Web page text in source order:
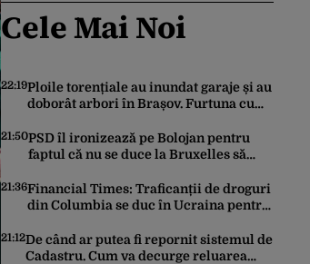
Cele Mai Noi
22:19Ploile torențiale au inundat garaje și au
doborât arbori în Brașov. Furtuna cu
21:50PSD îl ironizează pe Bolojan pentru
faptul că nu se duce la Bruxelles să
termocentralelor: „Pentru că a dat
afară translatorii”
21:36Financial Times: Traficanții de droguri
din Columbia se duc în Ucraina pentru
21:12De când ar putea fi repornit sistemul de
Cadastru. Cum va decurge reluarea